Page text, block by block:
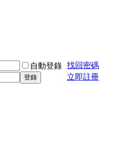
自動登錄 找回密碼
登錄 立即註冊